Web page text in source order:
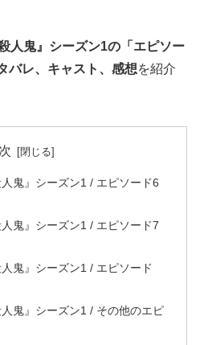
人鬼』シーズン1の「エピソー
バレ、キャスト、感想を紹介
人鬼』シーズン1 / エピソード6
人鬼』シーズン1 / エピソード7
鬼』シーズン1 / エピソード
人鬼』シーズン1 / その他のエピ